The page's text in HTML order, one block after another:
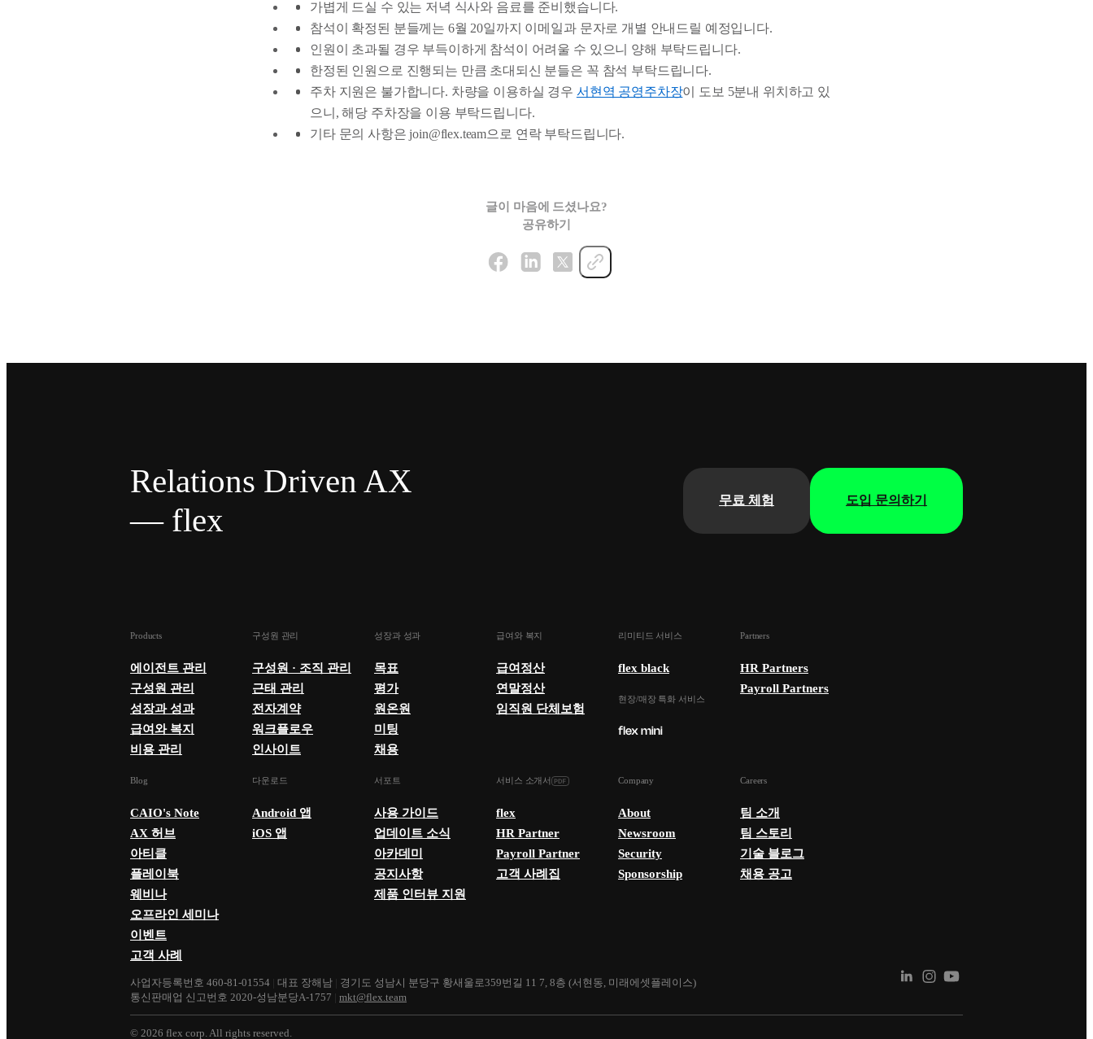
가볍게 드실 수 있는 저녁 식사와 음료를 준비했습니다.
참석이 확정된 분들께는 6월 20일까지 이메일과 문자로 개별 안내드릴 예정입니다.
인원이 초과될 경우 부득이하게 참석이 어려울 수 있으니 양해 부탁드립니다.
한정된 인원으로 진행되는 만큼 초대되신 분들은 꼭 참석 부탁드립니다.
주차 지원은 불가합니다. 차량을 이용하실 경우 서현역 공영주차장이 도보 5분내 위치하고 있
으니, 해당 주차장을 이용 부탁드립니다.
기타 문의 사항은 join@flex.team으로 연락 부탁드립니다.
글이 마음에 드셨나요?
공유하기
Relations Driven AX
— flex
무료 체험 도입 문의하기
Products
에이전트 관리
구성원 관리
성장과 성과
급여와 복지
비용 관리
구성원 관리
구성원 · 조직 관리
근태 관리
전자계약
워크플로우
인사이트
성장과 성과
목표
평가
원온원
미팅
채용
급여와 복지
급여정산
연말정산
임직원 단체보험
리미티드 서비스
flex black
현장/매장 특화 서비스
Partners
HR Partners
Payroll Partners
Blog
CAIO's Note
AX 허브
아티클
플레이북
웨비나
오프라인 세미나
이벤트
고객 사례
다운로드
Android 앱
iOS 앱
서포트
사용 가이드
업데이트 소식
아카데미
공지사항
제품 인터뷰 지원
서비스 소개서
flex
HR Partner
Payroll Partner
고객 사례집
Company
About
Newsroom
Security
Sponsorship
Careers
팀 소개
팀 스토리
기술 블로그
채용 공고
사업자등록번호 460-81-01554 대표 장해남
경기도 성남시 분당구 황새울로359번길 11 7, 8층 (서현동, 미래에셋플레이스)
통신판매업 신고번호 2020-성남분당A-1757
mkt@flex.team
© 2026 flex corp. All rights reserved.